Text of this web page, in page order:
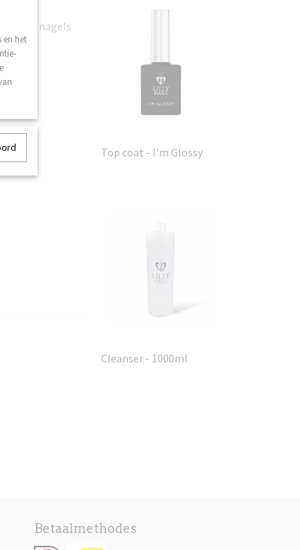
aan nagels
Top coat - I'm Glossy
Cleanser - 1000ml
Betaalmethodes
en het